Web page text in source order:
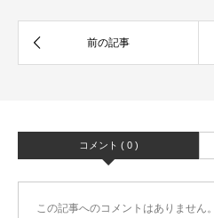
コメント ( 0 )
この記事へのコメントはありません。